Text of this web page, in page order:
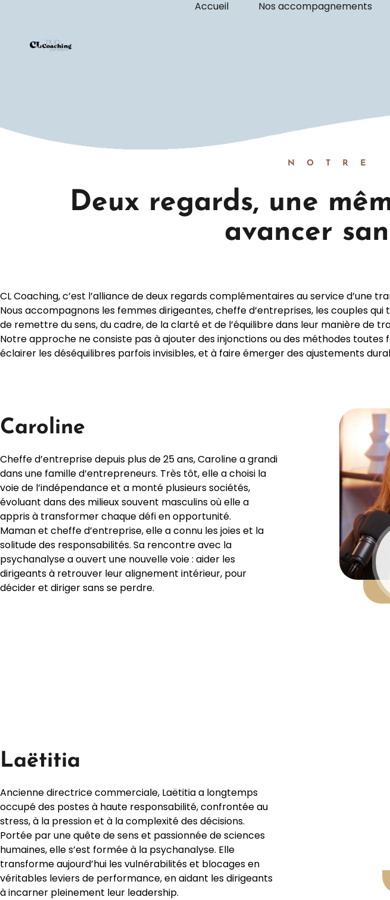
Accueil Nos accompagnements
NOTRE
Deux regards, une
avancer
CL Coaching, c’est l’alliance de deux regards complémentaires au service d’une
Nous accompagnons les femmes dirigeantes, cheffe d’entreprises, les couples
de remettre du sens, du cadre, de la clarté et de l’équilibre dans leur manière de
Notre approche ne consiste pas à ajouter des injonctions ou des méthodes toutes
éclairer les déséquilibres parfois invisibles, et à faire émerger des ajustements
Caroline
Cheffe d’entreprise depuis plus de 25 ans, Caroline a grandi
dans une famille d’entrepreneurs. Très tôt, elle a choisi la
voie de l’indépendance et a monté plusieurs sociétés,
évoluant dans des milieux souvent masculins où elle a
appris à transformer chaque défi en opportunité.
Maman et cheffe d’entreprise, elle a connu les joies et la
solitude des responsabilités. Sa rencontre avec la
psychanalyse a ouvert une nouvelle voie : aider les
dirigeants à retrouver leur alignement intérieur, pour
décider et diriger sans se perdre.
Laëtitia
Ancienne directrice commerciale, Laëtitia a longtemps
occupé des postes à haute responsabilité, confrontée au
stress, à la pression et à la complexité des décisions.
Portée par une quête de sens et passionnée de sciences
humaines, elle s’est formée à la psychanalyse. Elle
transforme aujourd’hui les vulnérabilités et blocages en
véritables leviers de performance, en aidant les dirigeants
à incarner pleinement leur leadership.